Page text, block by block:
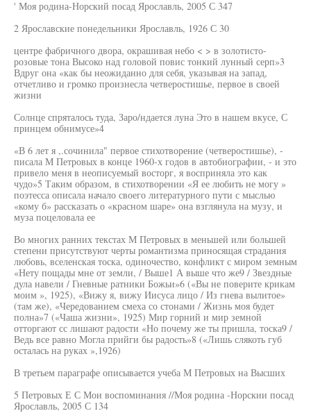
' Моя родина-Норский посад Ярославль, 2005 С 347
2 Ярославские понедельники Ярославль, 1926 С 30
центре фабричного двора, окрашивая небо < > в золотисто-
розовые тона Высоко над головой повис тонкий лунный серп»3
Вдруг она «как бы неожиданно для себя, указывая на запад,
отчетливо и громко произнесла четверостишье, первое в своей
жизни
Солнце спряталось туда, Заро/ндается луна Это в нашем вкусе, С
принцем обнимусе»4
«В 6 лет я ,.сочинила" первое стихотворение (четверостишье), -
писала М Петровых в конце 1960-х годов в автобиографии, - и это
привело меня в неописуемый восторг, я восприняла это как
чудо»5 Таким образом, в стихотворении «Я ее любить не могу »
поэтесса описала начало своего литературного пути с мыслью
«кому б» рассказать о «красном шаре» она взглянула на музу, и
муза поцеловала ее
Во многих ранних текстах М Петровых в меньшей или большей
степени присутствуют черты романтизма приносящая страдания
любовь, вселенская тоска, одиночество, конфликт с миром земным
«Нету пощады мне от земли, / Выше1 А выше что же9 / Звездные
дула навели / Гневные ратники Божьи»6 («Вы не поверите крикам
моим », 1925), «Вижу я, вижу Иисуса лицо / Из гнева вылитое»
(там же), «Чередованием смеха со стонами / Жизнь моя будет
полна»7 («Чаша жизни», 1925) Мир горний и мир земной
отторгают сс лишают радости «Но почему же ты пришла, тоска9 /
Ведь все равно Могла прийги бы радость»8 («Лишь слякоть губ
осталась на руках »,1926)
В третьем параграфе описывается учеба М Петровых на Высших
5 Петровых Е С Мои воспоминания //Моя родина -Норскии посад
Ярославль, 2005 С 134